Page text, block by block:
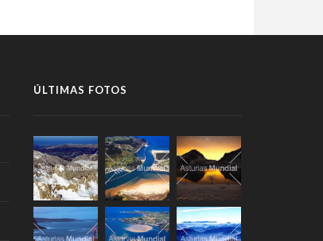
ÚLTIMAS FOTOS